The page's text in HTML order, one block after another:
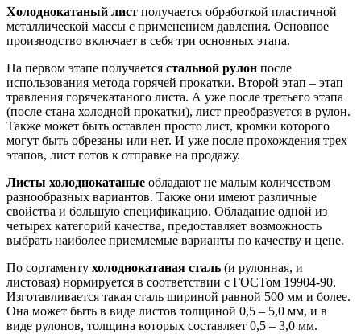
Холоднокатаный лист получается обработкой пластичной
металлической массы с применением давления. Основное
производство включает в себя три основных этапа.
На первом этапе получается стальной рулон после
использования метода горячей прокатки. Второй этап – этап
травления горячекатаного листа. А уже после третьего этапа
(после стана холодной прокатки), лист преобразуется в рулон.
Также может быть оставлен просто лист, кромки которого
могут быть обрезаны или нет. И уже после прохождения трех
этапов, лист готов к отправке на продажу.
Листы холоднокатаные обладают не малым количеством
разнообразных вариантов. Также они имеют различные
свойства и большую спецификацию. Обладание одной из
четырех категорий качества, предоставляет возможность
выбрать наиболее приемлемые варианты по качеству и цене.
По сортаменту холоднокатаная сталь (и рулонная, и
листовая) нормируется в соответствии с ГОСТом 19904-90.
Изготавливается такая сталь шириной равной 500 мм и более.
Она может быть в виде листов толщиной 0,5 – 5,0 мм, и в
виде рулонов, толщина которых составляет 0,5 – 3,0 мм.